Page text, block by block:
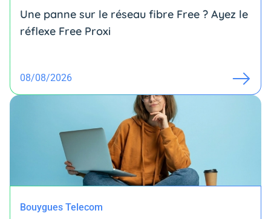
Une panne sur le réseau fibre Free ? Ayez le
réflexe Free Proxi
08/08/2026
Bouygues Telecom